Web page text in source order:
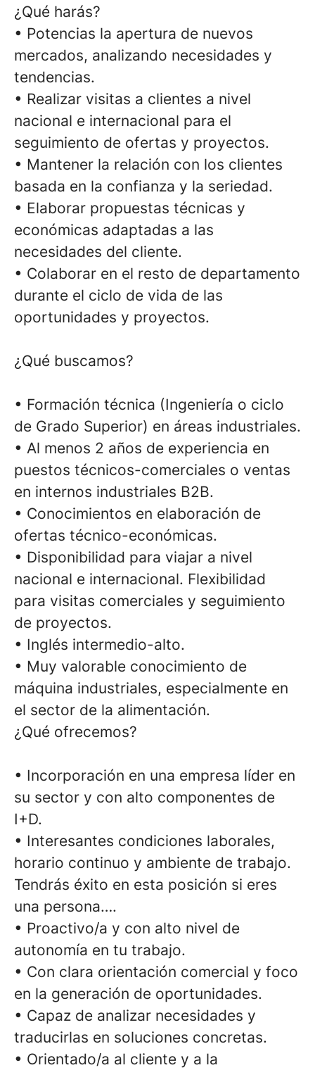
¿Qué harás?
• Potencias la apertura de nuevos
mercados, analizando necesidades y
tendencias.
• Realizar visitas a clientes a nivel
nacional e internacional para el
seguimiento de ofertas y proyectos.
• Mantener la relación con los clientes
basada en la confianza y la seriedad.
• Elaborar propuestas técnicas y
económicas adaptadas a las
necesidades del cliente.
• Colaborar en el resto de departamento
durante el ciclo de vida de las
oportunidades y proyectos.
¿Qué buscamos?
• Formación técnica (Ingeniería o ciclo
de Grado Superior) en áreas industriales.
• Al menos 2 años de experiencia en
puestos técnicos-comerciales o ventas
en internos industriales B2B.
• Conocimientos en elaboración de
ofertas técnico-económicas.
• Disponibilidad para viajar a nivel
nacional e internacional. Flexibilidad
para visitas comerciales y seguimiento
de proyectos.
• Inglés intermedio-alto.
• Muy valorable conocimiento de
máquina industriales, especialmente en
el sector de la alimentación.
¿Qué ofrecemos?
• Incorporación en una empresa líder en
su sector y con alto componentes de
I+D.
• Interesantes condiciones laborales,
horario continuo y ambiente de trabajo.
Tendrás éxito en esta posición si eres
una persona….
• Proactivo/a y con alto nivel de
autonomía en tu trabajo.
• Con clara orientación comercial y foco
en la generación de oportunidades.
• Capaz de analizar necesidades y
traducirlas en soluciones concretas.
• Orientado/a al cliente y a la